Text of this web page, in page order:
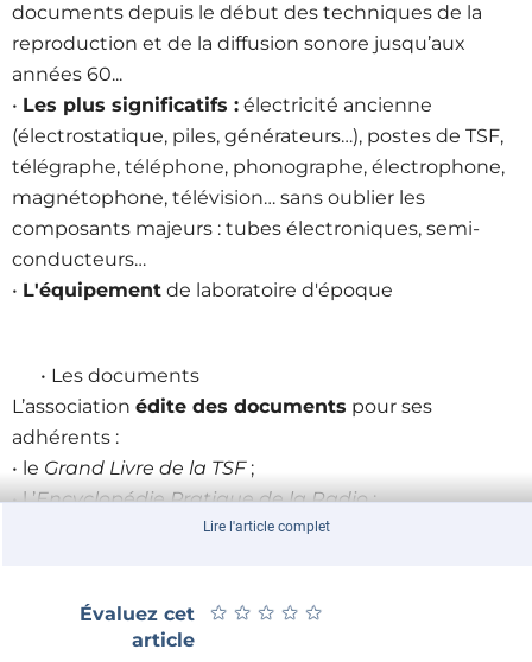
documents depuis le début des techniques de la
reproduction et de la diffusion sonore jusqu’aux
années 60...
• Les plus significatifs : électricité ancienne
(électrostatique, piles, générateurs…), postes de TSF,
télégraphe, téléphone, phonographe, électrophone,
magnétophone, télévision… sans oublier les
composants majeurs : tubes électroniques, semi-
conducteurs…
• L'équipement de laboratoire d'époque
• Les documents
L’association édite des documents pour ses
adhérents :
• le Grand Livre de la TSF;
• l ’Encyclopédie Pratique de la Radio;
• des CD ou DVD de schémathèques etc. ;
activités.
Lire l'article complet
Évaluez cet
article
★ ★ ★ ★ ★
★ ★ ★ ★ ★